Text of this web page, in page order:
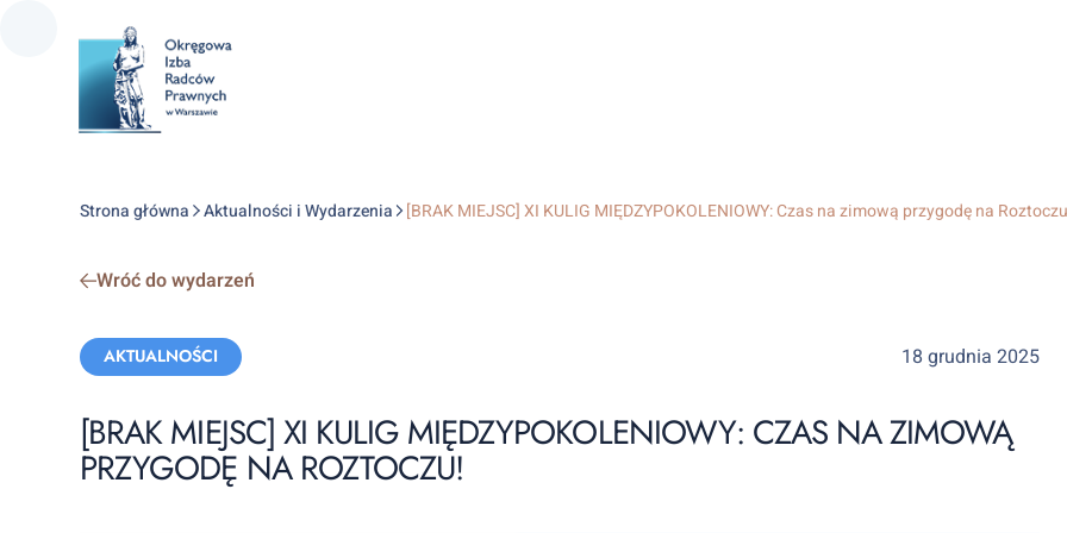
Strona główna Aktualności i Wydarzenia [BRAK MIEJSC] XI KULIG MIĘDZYPOKOLENIOWY: Czas na zimową przygodę na
Wróć do wydarzeń
Categories:
AKTUALNOŚCI 18 grudnia 2025
[BRAK MIEJSC] XI KULIG MIĘDZYPOKOLENIOWY: CZAS NA ZIMOWĄ
PRZYGODĘ NA ROZTOCZU!